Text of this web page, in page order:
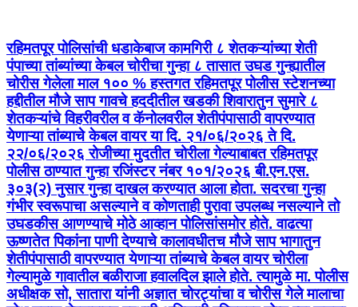
रहिमतपूर पोलिसांची धडाकेबाज कामगिरी ८ शेतकऱ्यांच्या शेती
पंपाच्या तांब्यांच्या केबल चोरीचा गुन्हा ८ तासात उघड गुन्ह्यातील
चोरीस गेलेला माल १०० % हस्तगत रहिमतपूर पोलीस स्टेशनच्या
हद्दीतील मौजे साप गावचे हददीतील खडकी शिवारातुन सुमारे ८
शेतकऱ्यांचे विहरीवरील व कॅनोलवरील शेतीपंपासाठी वापरण्यात
येणाऱ्या तांब्याचे केबल वायर या दि. २१/०६/२०२६ ते दि.
२२/०६/२०२६ रोजीच्या मुदतीत चोरीला गेल्याबाबत रहिमतपूर
पोलीस ठाण्यात गुन्हा रजिंस्टर नंबर १०१/२०२६ बी.एन.एस.
३०३(२) नुसार गुन्हा दाखल करण्यात आला होता. सदरचा गुन्हा
गंभीर स्वरूपाचा असल्याने व कोणताही पुरावा उपलब्ध नसल्याने तो
उघडकीस आणण्याचे मोठे आव्हान पोलिसांसमोर होते. वाढत्या
ऊष्णतेत पिकांना पाणी देण्याचे कालावधीतच मौजे साप भागातुन
शेतीपंपासाठी वापरण्यात येणाऱ्या तांब्याचे केबल वायर चोरीला
गेल्यामुळे गावातील बळीराजा हवालदिल झाले होते. त्यामुळे मा. पोलीस
अधीक्षक सो, सातारा यांनी अज्ञात चोरट्यांचा व चोरीस गेले मालाचा